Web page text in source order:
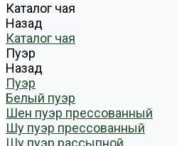
Каталог чая
Назад
Каталог чая
Пуэр
Назад
Пуэр
Белый пуэр
Шен пуэр прессованный
Шу пуэр прессованный
Шу пуэр рассыпной